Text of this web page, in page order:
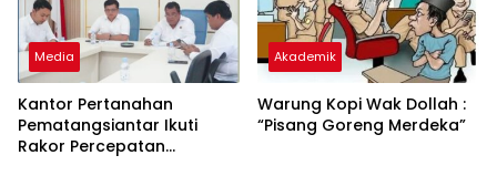
Media
Kantor Pertanahan
Pematangsiantar Ikuti
Rakor Percepatan
Akademik
Warung Kopi Wak Dollah :
“Pisang Goreng Merdeka”